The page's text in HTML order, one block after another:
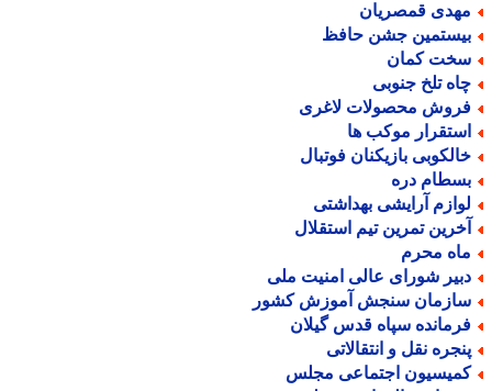
قمصریان
جشن حافظ
کمان
تلخ جنوبی
محصولات لاغری
موکب ها
بازیکنان فوتبال
دره
آرایشی بهداشتی
تمرین تیم استقلال
محرم
شورای عالی امنیت ملی
سنجش آموزش کشور
سپاه قدس گیلان
نقل و انتقالاتی
اجتماعی مجلس